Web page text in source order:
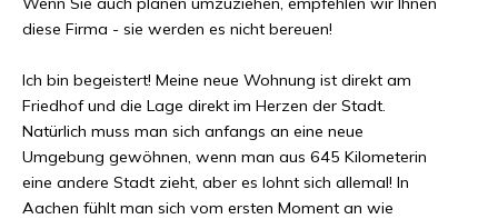
diese Firma - sie werden es nicht bereuen!
Ich bin begeistert! Meine neue Wohnung ist direkt am
Friedhof und die Lage direkt im Herzen der Stadt.
Natürlich muss man sich anfangs an eine neue
Umgebung gewöhnen, wenn man aus 645 Kilometerin
eine andere Stadt zieht, aber es lohnt sich allemal! In
Aachen fühlt man sich vom ersten Moment an wie